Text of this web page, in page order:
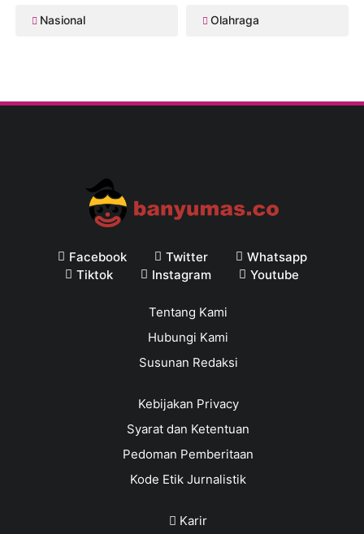
Nasional Olahraga
Facebook Twitter
Whatsapp
Tiktok
Instagram Youtube
Tentang Kami
Hubungi Kami
Susunan Redaksi
Kebijakan Privacy
Syarat dan Ketentuan
Pedoman Pemberitaan
Kode Etik Jurnalistik
Karir